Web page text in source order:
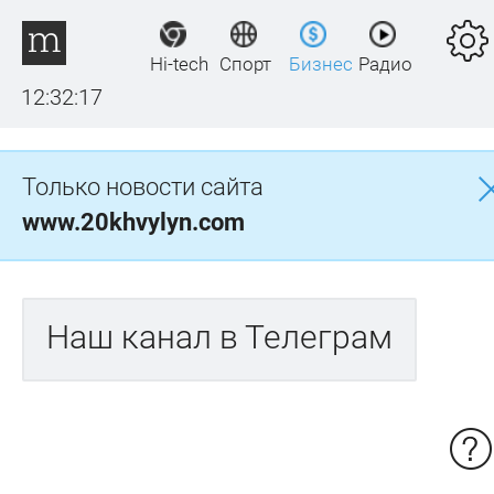
12:32:17
Hi-tech Спорт Бизнес Радио
Только новости сайта
www.20khvylyn.com
Наш канал в Телеграм